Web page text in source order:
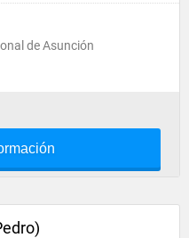
de Asunción